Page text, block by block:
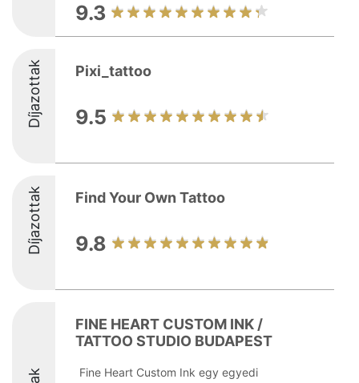
9.3
Díjazottak Pixi_tattoo
9.5
Díjazottak Find Your Own Tattoo
9.8
FINE HEART CUSTOM INK /
TATTOO STUDIO BUDAPEST
Fine Heart Custom Ink egy egyedi